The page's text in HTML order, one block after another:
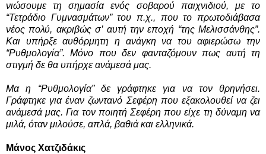
νιώσουμε τη σημασία ενός σοβαρού παιχνιδιού, με το
“Τετράδιο Γυμνασμάτων” του π.χ., που το πρωτοδιάβασα
νέος πολύ, ακριβώς σ’ αυτή την εποχή “της Μελισσάνθης”.
Και υπήρξε αυθόρμητη η ανάγκη να του αφιερώσω την
“Ρυθμολογία”. Μόνο που δεν φανταζόμουν πως αυτή τη
στιγμή δε θα υπήρχε ανάμεσά μας.
Μα η “Ρυθμολογία” δε γράφτηκε για να τον θρηνήσει.
Γράφτηκε για έναν ζωντανό Σεφέρη που εξακολουθεί να ζει
ανάμεσά μας. Για τον ποιητή Σεφέρη που είχε τη δύναμη να
μιλά, όταν μιλούσε, απλά, βαθιά και ελληνικά.
Μάνος Χατζιδάκις